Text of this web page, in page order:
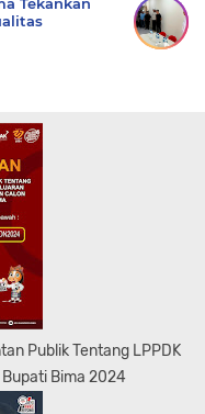
Tekankan
Publik Tentang LPPDK
Bupati Bima 2024